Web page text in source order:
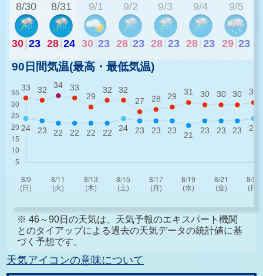
8/30
30|23
8/31
28|24
9/1
30 23
9/2
28 23
9/3
28 23
9/4
28 23
9/5
29 23
90日間気温(最高・最低気温)
※ 46～90日の天気は、天気予報のエキスパート機関
とのタイアップによる過去の天気データの統計値に基
づく予想です。
天気アイコンの意味について